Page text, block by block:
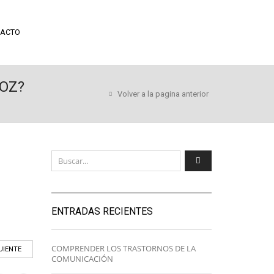
Volver a la pagina anterior
ENTRADAS RECIENTES
COMPRENDER LOS TRASTORNOS DE LA
COMUNICACIÓN